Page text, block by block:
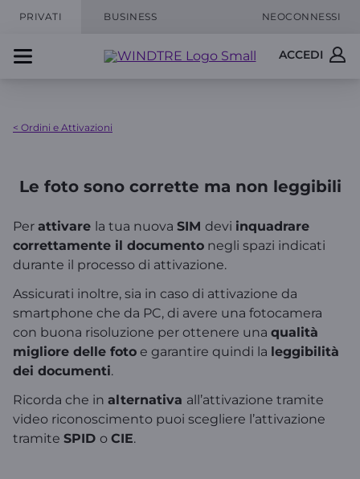
PRIVATI BUSINESS NEOCONNESSI
ACCEDI
< Ordini e Attivazioni
Le foto sono corrette ma non leggibili
Per attivare la tua nuova SIM devi inquadrare
correttamente il documento negli spazi indicati
durante il processo di attivazione.
Assicurati inoltre, sia in caso di attivazione da
smartphone che da PC, di avere una fotocamera
con buona risoluzione per ottenere una qualità
migliore delle foto e garantire quindi la leggibilità
dei documenti.
Ricorda che in alternativa all’attivazione tramite
video riconoscimento puoi scegliere l’attivazione
tramite SPID o CIE.